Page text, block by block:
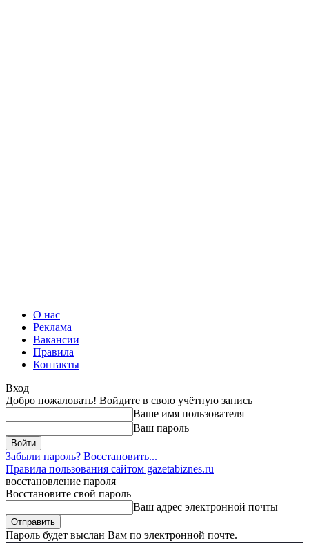
О нас
Реклама
Вакансии
Правила
Контакты
Вход
Добро пожаловать! Войдите в свою учётную запись
Ваше имя пользователя
Ваш пароль
Забыли пароль? Восстановить...
Правила пользования сайтом gazetabiznes.ru
восстановление пароля
Восстановите свой пароль
Ваш адрес электронной почты
Пароль будет выслан Вам по электронной почте.